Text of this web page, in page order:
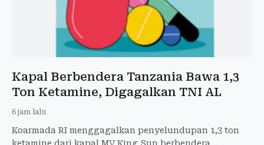
Kapal Berbendera Tanzania Bawa 1,3
Ton Ketamine, Digagalkan TNI AL
6 jam lalu
Koarmada RI menggagalkan penyelundupan 1,3 ton